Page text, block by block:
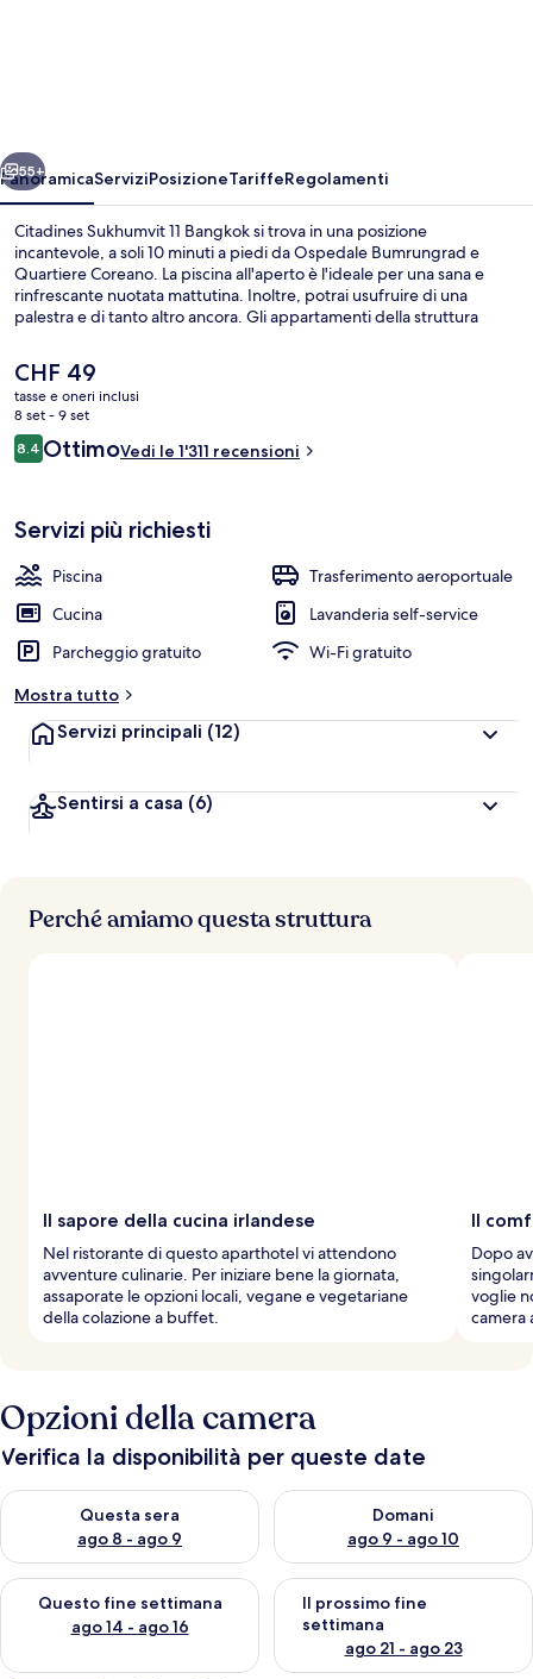
Avanti
55+
PanoramicaServiziPosizioneTariffeRegolamenti
Citadines Sukhumvit 11 Bangkok si trova in una posizione
incantevole, a soli 10 minuti a piedi da Ospedale Bumrungrad e
Quartiere Coreano. La piscina all'aperto è l'ideale per una sana e
rinfrescante nuotata mattutina. Inoltre, potrai usufruire di una
palestra e di tanto altro ancora. Gli appartamenti della struttura
LCD. I viaggiatori apprezzano il personale gentile e la posizione
invidiabile del posto. La struttura è una comoda base per spostarsi
con i mezzi pubblici: Stazione BTS di Nana si trova a 6 min a piedi e
Stazione di Asok BTS a 11.
Il
prezzo
attuale
è
CHF 49
CHF 49
tasse e oneri inclusi
8 set - 9 set
Recensioni
8.48.4 su 10
OttimoVedi le 1'311 recensioni
Servizi più richiesti
Piscina
Trasferimento aeroportuale
Cucina
Lavanderia self-service
Parcheggio gratuito
Wi-Fi gratuito
Mostra tutto
Servizi principali (12)
Sentirsi a casa (6)
Perché amiamo questa struttura
Il sapore della cucina irlandese
Nel ristorante di questo aparthotel vi attendono
avventure culinarie. Per iniziare bene la giornata,
assaporate le opzioni locali, vegane e vegetariane
della colazione a buffet.
Il
Dopo
voglie
camera
Opzioni della camera
Verifica la disponibilità per queste date
Questa sera
ago 8 - ago 9
Verifica la disponibilità per questa sera, ago 8 - ago 9
Domani
ago 9 - ago 10
Verifica la disponibilità per
Questo fine settimana
ago 14 - ago 16
Verifica la disponibilità per questo fine settimana, ago 14 -
Il prossimo fine
settimana
ago 21 - ago 23
Verifica la disponibilità per il